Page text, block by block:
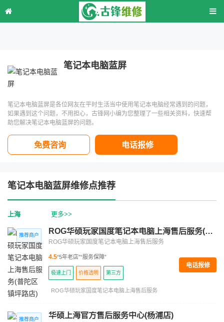
笔记本电脑蓝屏
笔记本电脑蓝屏是各位网友在平时生活当中使用笔记本电脑经常遇到的问题，
如果遇到这个问题，不用担心，古锋网小编为您整理了一些相关资料，快速帮
助您解决笔记本电脑蓝屏的问题。
免费咨询 电话报修
笔记本电脑蓝屏维修点推荐
上海 更多>>
ROG华硕玩家国度笔记本电脑上海售后服务(普陀区镇坪路店)
ROG华硕玩家国度笔记本电脑上海售后服务
4.5“5年老店”“服务保障”
极速上门 价格透明 第三方
ROG华硕玩家国度笔记本电脑上海售后服务
电话报修
华硕上海官方售后服务中心(杨浦店)